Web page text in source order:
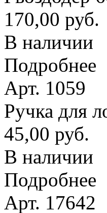
170,00 руб.
В наличии
Подробнее
Арт. 1059
Ручка для
45,00 руб.
В наличии
Подробнее
Арт. 17642